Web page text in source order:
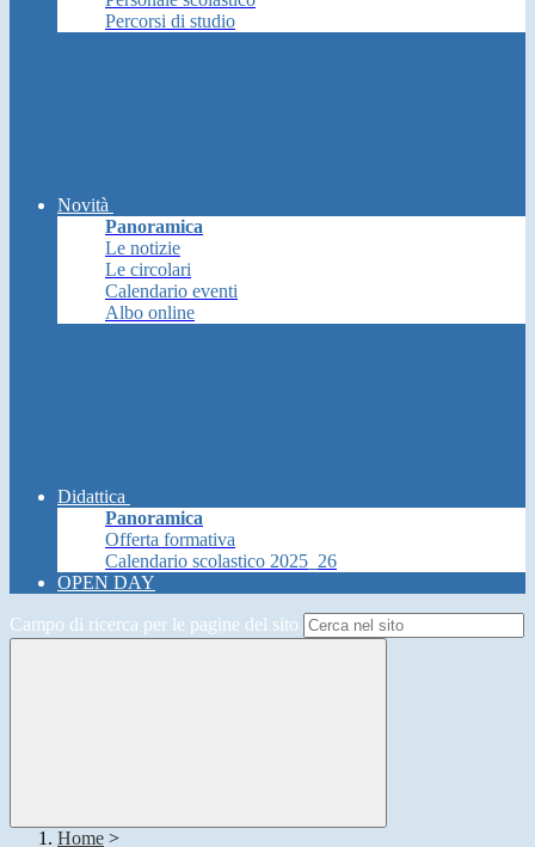
Percorsi di studio
Novità
Panoramica
Le notizie
Le circolari
Calendario eventi
Albo online
Didattica
Panoramica
Offerta formativa
Calendario scolastico 2025_26
OPEN DAY
Campo di ricerca per le pagine del sito
Home >